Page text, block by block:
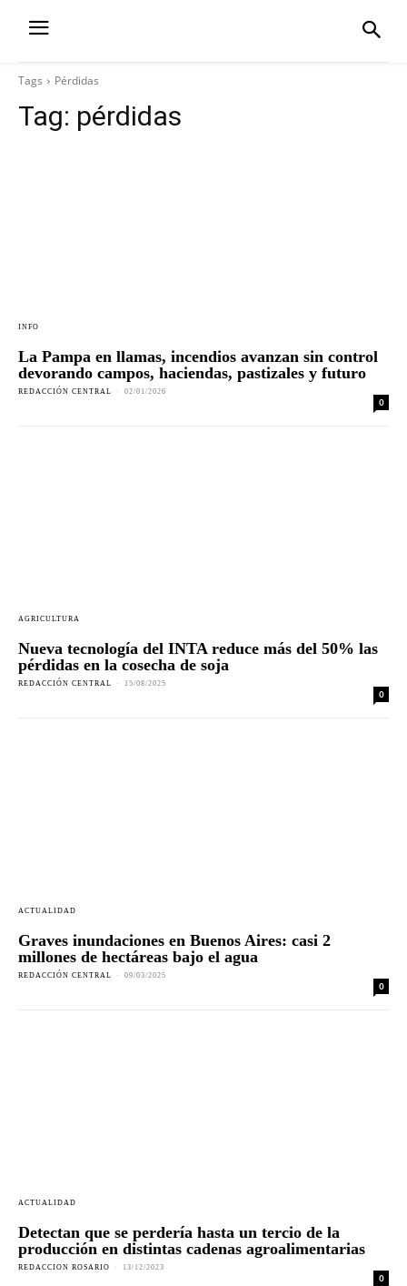
Tags Pérdidas
Tag: pérdidas
INFO
La Pampa en llamas, incendios avanzan sin control
devorando campos, haciendas, pastizales y futuro
REDACCIÓN CENTRAL - 02/01/2026
0
AGRICULTURA
Nueva tecnología del INTA reduce más del 50% las
pérdidas en la cosecha de soja
REDACCIÓN CENTRAL - 15/08/2025
0
ACTUALIDAD
Graves inundaciones en Buenos Aires: casi 2
millones de hectáreas bajo el agua
REDACCIÓN CENTRAL - 09/03/2025
0
ACTUALIDAD
Detectan que se perdería hasta un tercio de la
producción en distintas cadenas agroalimentarias
REDACCION ROSARIO - 13/12/2023
0